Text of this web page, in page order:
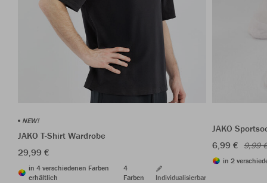
NEW!
JAKO T-Shirt Wardrobe
29,99 €
in 4 verschiedenen Farben
erhältlich
4
Farben
Individualisierbar
JAKO
6,99 € 9,99
in 2